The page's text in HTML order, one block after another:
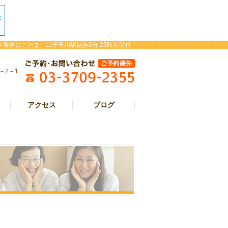
体にこたま」二子玉川駅徒歩2分 23時迄受付
2－1
アクセス ブログ